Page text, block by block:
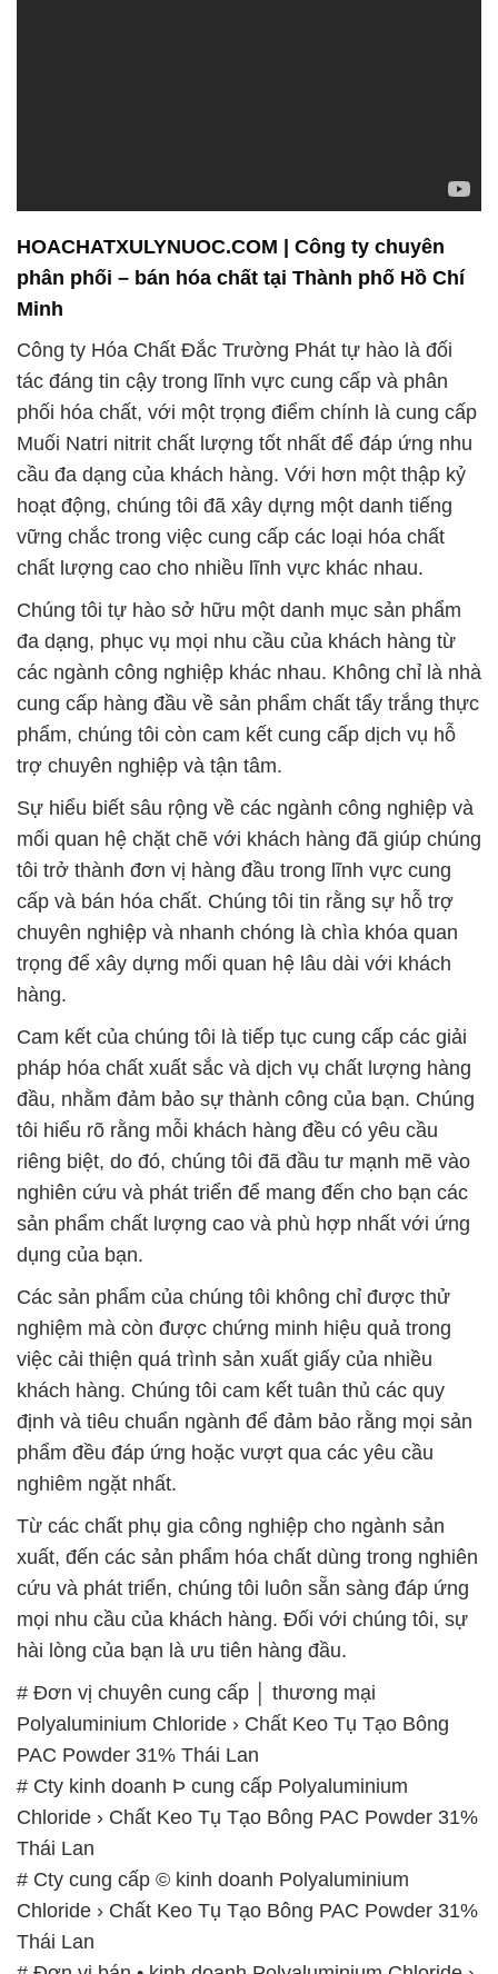
HOACHATXULYNUOC.COM | Công ty chuyên
phân phối – bán hóa chất tại Thành phố Hồ Chí
Minh
Công ty Hóa Chất Đắc Trường Phát tự hào là đối
tác đáng tin cậy trong lĩnh vực cung cấp và phân
phối hóa chất, với một trọng điểm chính là cung cấp
Muối Natri nitrit chất lượng tốt nhất để đáp ứng nhu
cầu đa dạng của khách hàng. Với hơn một thập kỷ
hoạt động, chúng tôi đã xây dựng một danh tiếng
vững chắc trong việc cung cấp các loại hóa chất
chất lượng cao cho nhiều lĩnh vực khác nhau.
Chúng tôi tự hào sở hữu một danh mục sản phẩm
đa dạng, phục vụ mọi nhu cầu của khách hàng từ
các ngành công nghiệp khác nhau. Không chỉ là nhà
cung cấp hàng đầu về sản phẩm chất tẩy trắng thực
phẩm, chúng tôi còn cam kết cung cấp dịch vụ hỗ
trợ chuyên nghiệp và tận tâm.
Sự hiểu biết sâu rộng về các ngành công nghiệp và
mối quan hệ chặt chẽ với khách hàng đã giúp chúng
tôi trở thành đơn vị hàng đầu trong lĩnh vực cung
cấp và bán hóa chất. Chúng tôi tin rằng sự hỗ trợ
chuyên nghiệp và nhanh chóng là chìa khóa quan
trọng để xây dựng mối quan hệ lâu dài với khách
hàng.
Cam kết của chúng tôi là tiếp tục cung cấp các giải
pháp hóa chất xuất sắc và dịch vụ chất lượng hàng
đầu, nhằm đảm bảo sự thành công của bạn. Chúng
tôi hiểu rõ rằng mỗi khách hàng đều có yêu cầu
riêng biệt, do đó, chúng tôi đã đầu tư mạnh mẽ vào
nghiên cứu và phát triển để mang đến cho bạn các
sản phẩm chất lượng cao và phù hợp nhất với ứng
dụng của bạn.
Các sản phẩm của chúng tôi không chỉ được thử
nghiệm mà còn được chứng minh hiệu quả trong
việc cải thiện quá trình sản xuất giấy của nhiều
khách hàng. Chúng tôi cam kết tuân thủ các quy
định và tiêu chuẩn ngành để đảm bảo rằng mọi sản
phẩm đều đáp ứng hoặc vượt qua các yêu cầu
nghiêm ngặt nhất.
Từ các chất phụ gia công nghiệp cho ngành sản
xuất, đến các sản phẩm hóa chất dùng trong nghiên
cứu và phát triển, chúng tôi luôn sẵn sàng đáp ứng
mọi nhu cầu của khách hàng. Đối với chúng tôi, sự
hài lòng của bạn là ưu tiên hàng đầu.
# Đơn vị chuyên cung cấp │ thương mại
Polyaluminium Chloride › Chất Keo Tụ Tạo Bông
PAC Powder 31% Thái Lan
# Cty kinh doanh Þ cung cấp Polyaluminium
Chloride › Chất Keo Tụ Tạo Bông PAC Powder 31%
Thái Lan
# Cty cung cấp © kinh doanh Polyaluminium
Chloride › Chất Keo Tụ Tạo Bông PAC Powder 31%
Thái Lan